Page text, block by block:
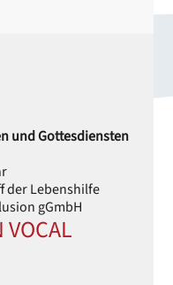
und Gottesdiensten
der Lebenshilfe
gGmbH
VOCAL